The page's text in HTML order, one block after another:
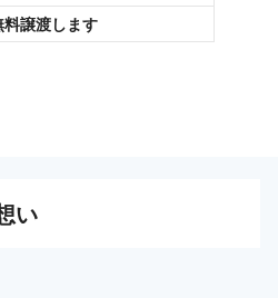
料譲渡します
い